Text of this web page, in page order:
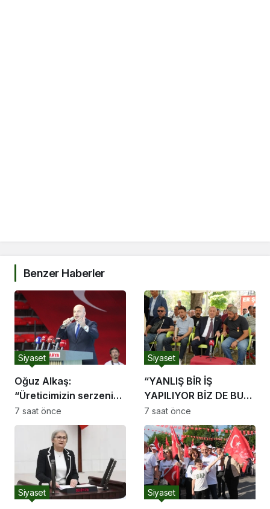
Benzer Haberler
Oğuz Alkaş:
“Üreticimizin serzenişi
haklı, devletimizin
ekonomik mücadelesi
de ortadadır.”
Siyaset
7 saat önce
“YANLIŞ BİR İŞ
YAPILIYOR BİZ DE BU
YANLIŞ İŞ KARŞISINDA
TÜRK MİLLETİNİ
UYARMAYA DEVAM
EDECEĞİZ”
Siyaset
7 saat önce
Siyaset Siyaset